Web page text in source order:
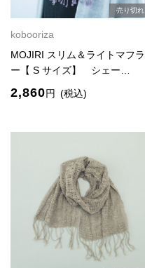
kobooriza
売り切れ
MOJIRI スリム＆ライトマフラ
ー【 S サイズ】 シェー…
2,860円 (税込)